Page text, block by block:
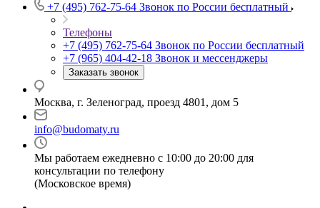
+7 (495) 762-75-64 Звонок по России бесплатный
Телефоны
+7 (495) 762-75-64 Звонок по России бесплатный
+7 (965) 404-42-18 Звонок и мессенджеры
Заказать звонок
Москва, г. Зеленоград, проезд 4801, дом 5
info@budomaty.ru
Мы работаем ежедневно с 10:00 до 20:00 для
консультации по телефону
(Московское время)